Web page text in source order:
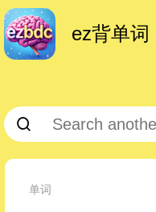
ez背单词
单词